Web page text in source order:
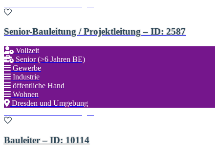
Senior-Bauleitung / Projektleitung – ID: 2587
Vollzeit
Senior (>6 Jahren BE)
Gewerbe
Industrie
öffentliche Hand
Wohnen
Dresden und Umgebung
Bauleiter – ID: 10114